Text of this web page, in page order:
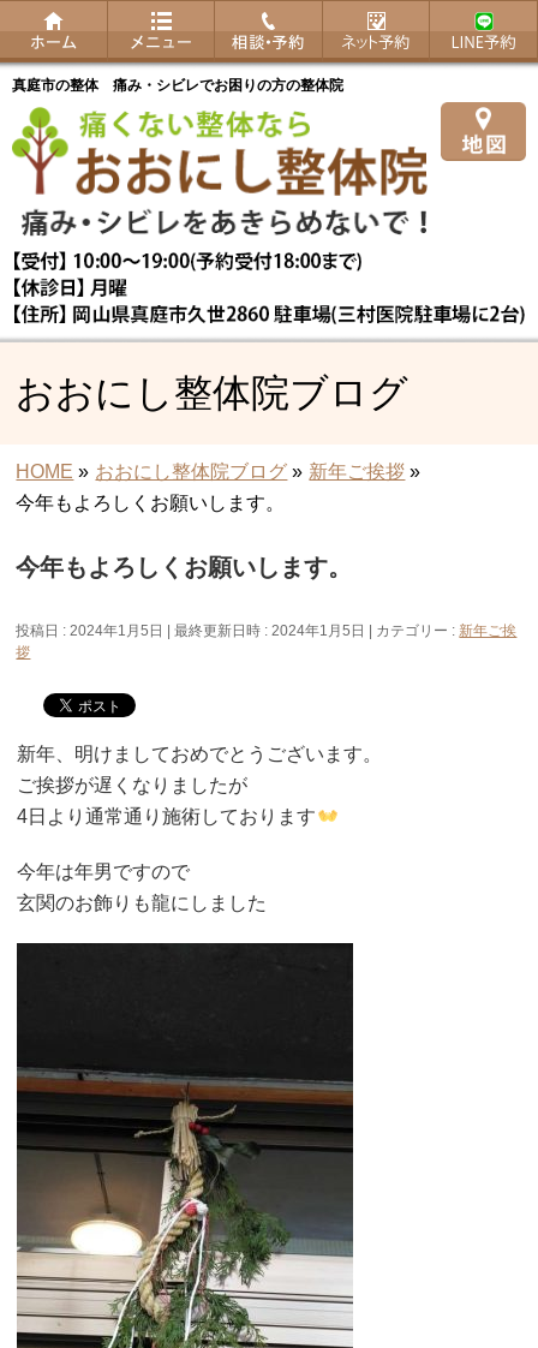
真庭市の整体 痛み・シビレでお困りの方の整体院
おおにし整体院ブログ
HOME » おおにし整体院ブログ » 新年ご挨拶 »
今年もよろしくお願いします。
今年もよろしくお願いします。
投稿日 : 2024年1月5日 最終更新日時 : 2024年1月5日 カテゴリー : 新年ご挨
拶
新年、明けましておめでとうございます。
ご挨拶が遅くなりましたが
4日より通常通り施術しております
今年は年男ですので
玄関のお飾りも龍にしました